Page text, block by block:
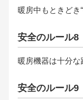
暖房中もときどき
安全のルール8
暖房機器は十分な
安全のルール9